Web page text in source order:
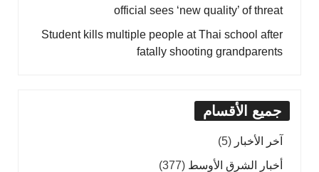
official sees ‘new quality’ of threat
Student kills multiple people at Thai school after
fatally shooting grandparents
جميع الأقسام
آخر الأخبار (5)
أخبار الشرق الأوسط (377)